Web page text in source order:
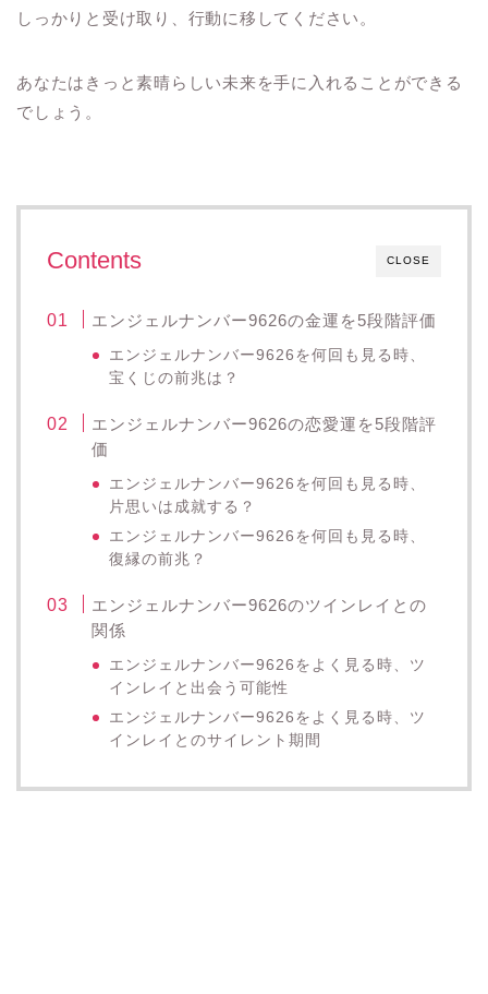
しっかりと受け取り、行動に移してください。
あなたはきっと素晴らしい未来を手に入れることができる
でしょう。
CLOSE
Contents
エンジェルナンバー9626の金運を5段階評価
エンジェルナンバー9626を何回も見る時、
宝くじの前兆は？
エンジェルナンバー9626の恋愛運を5段階評
価
エンジェルナンバー9626を何回も見る時、
片思いは成就する？
エンジェルナンバー9626を何回も見る時、
復縁の前兆？
エンジェルナンバー9626のツインレイとの
関係
エンジェルナンバー9626をよく見る時、ツ
インレイと出会う可能性
エンジェルナンバー9626をよく見る時、ツ
インレイとのサイレント期間